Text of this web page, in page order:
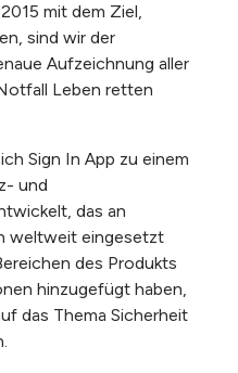
mit dem Ziel,
sind wir der
Aufzeichnung aller
Leben retten
Sign In App zu einem
und
das an
weltweit eingesetzt
des Produkts
hinzugefügt haben,
das Thema Sicherheit